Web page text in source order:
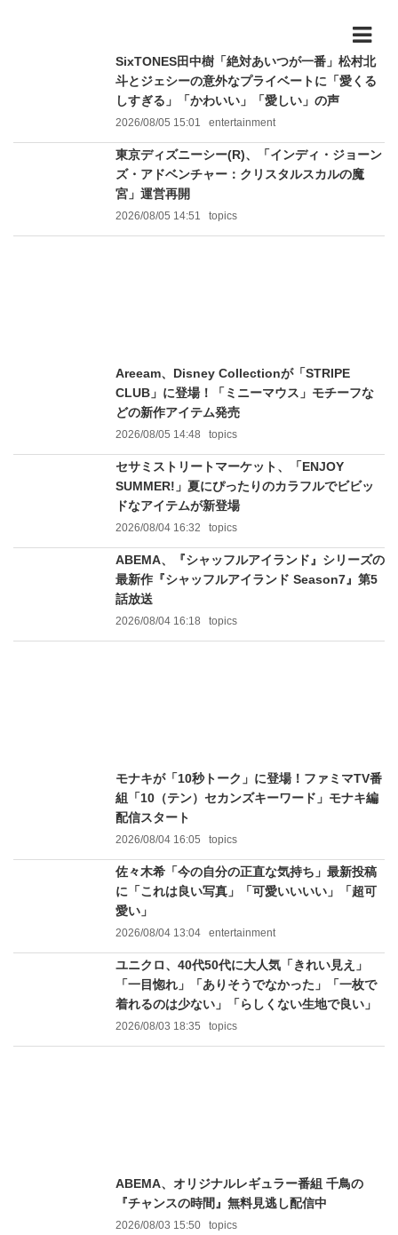
SixTONES田中樹「絶対あいつが一番」松村北
斗とジェシーの意外なプライベートに「愛くる
しすぎる」「かわいい」「愛しい」の声
2026/08/05 15:01 entertainment
東京ディズニーシー(R)、「インディ・ジョーン
ズ・アドベンチャー：クリスタルスカルの魔
宮」運営再開
2026/08/05 14:51 topics
Areeam、Disney Collectionが「STRIPE
CLUB」に登場！「ミニーマウス」モチーフな
どの新作アイテム発売
2026/08/05 14:48 topics
セサミストリートマーケット、「ENJOY
SUMMER!」夏にぴったりのカラフルでビビッ
ドなアイテムが新登場
2026/08/04 16:32 topics
ABEMA、『シャッフルアイランド』シリーズの
最新作『シャッフルアイランド Season7』第5
話放送
2026/08/04 16:18 topics
モナキが「10秒トーク」に登場！ファミマTV番
組「10（テン）セカンズキーワード」モナキ編
配信スタート
2026/08/04 16:05 topics
佐々木希「今の自分の正直な気持ち」最新投稿
に「これは良い写真」「可愛いいいい」「超可
愛い」
2026/08/04 13:04 entertainment
ユニクロ、40代50代に大人気「きれい見え」
「一目惚れ」「ありそうでなかった」「一枚で
着れるのは少ない」「らしくない生地で良い」
2026/08/03 18:35 topics
ABEMA、オリジナルレギュラー番組 千鳥の
『チャンスの時間』無料見逃し配信中
2026/08/03 15:50 topics